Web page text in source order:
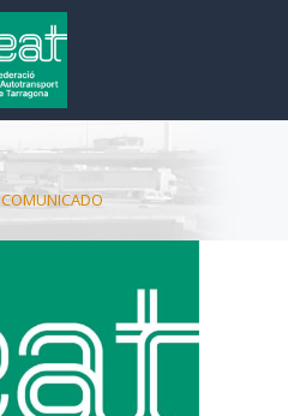
COMUNICADO